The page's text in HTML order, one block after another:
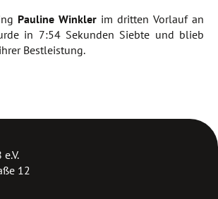
Pauline Winkler im dritten Vorlauf an
in 7:54 Sekunden Siebte und blieb
Bestleistung.
12